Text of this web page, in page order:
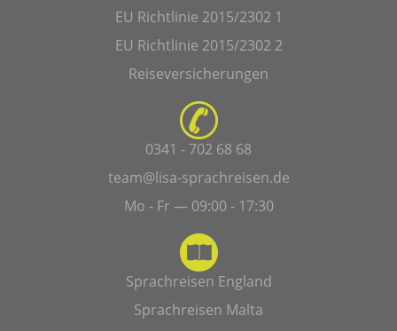
EU Richtlinie 2015/2302 1
EU Richtlinie 2015/2302 2
Reiseversicherungen
0341 - 702 68 68
team@lisa-sprachreisen.de
Mo - Fr — 09:00 - 17:30
Sprachreisen England
Sprachreisen Malta